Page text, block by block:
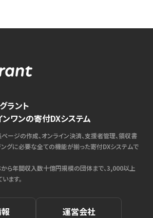
ラント
ワンの寄付DXシステム
ページの作成、オンライン決済、支援者管理、領収書
ングに必要な全ての機能が揃った寄付DXシステムで
ら年間収入数十億円規模の団体まで、3,000以上
ます。
運営会社